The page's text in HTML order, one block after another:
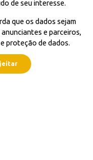
de seu interesse.
que os dados sejam
e parceiros,
proteção de dados.